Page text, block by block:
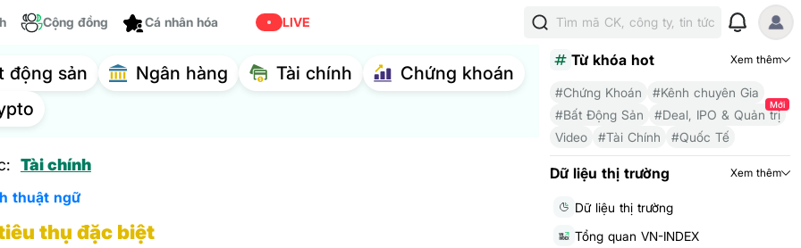
Cộng đồng Tùy chỉnh LIVE Tìm mã CK, công ty, tin tức
động sản Ngân hàng Tài chính
Chứng khoán
Tài chính
thuật ngữ
thụ đặc biệt
Từ khóa hot Xem thêm
#Chứng Khoán
#Kênh chuyên Gia
#Bất Động Sản
#Deal, IPO & Quản trị
Mới
Video #Tài Chính #Quốc Tế
Dữ liệu thị trường Xem thêm
Dữ liệu thị trường
Tổng quan VN-INDEX